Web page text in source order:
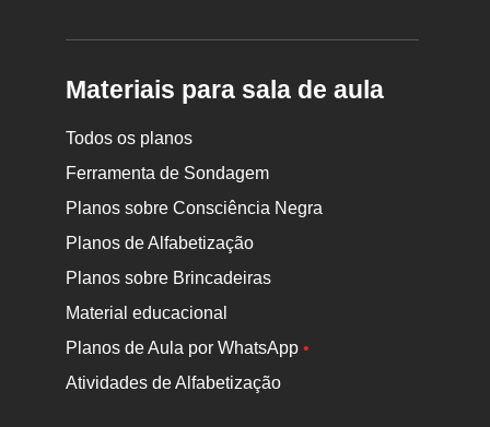
Materiais para sala de aula
Todos os planos
Ferramenta de Sondagem
Planos sobre Consciência Negra
Planos de Alfabetização
Planos sobre Brincadeiras
Material educacional
Planos de Aula por WhatsApp•
Atividades de Alfabetização